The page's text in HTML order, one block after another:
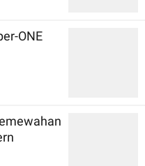
ONE